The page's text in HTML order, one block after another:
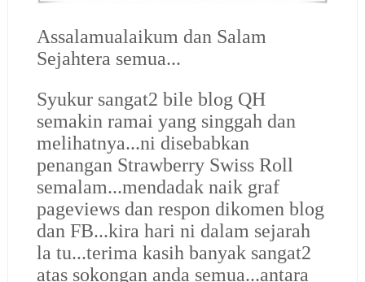
Assalamualaikum dan Salam
Sejahtera semua...
Syukur sangat2 bile blog QH
semakin ramai yang singgah dan
melihatnya...ni disebabkan
penangan Strawberry Swiss Roll
semalam...mendadak naik graf
pageviews dan respon dikomen blog
dan FB...kira hari ni dalam sejarah
la tu...terima kasih banyak sangat2
atas sokongan anda semua...antara